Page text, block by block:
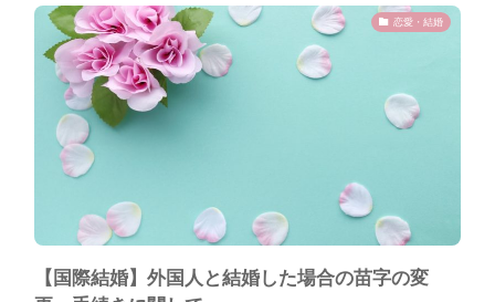
恋愛・結婚
【国際結婚】外国人と結婚した場合の苗字の変